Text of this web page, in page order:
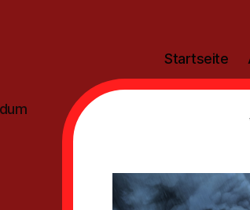
Startseite